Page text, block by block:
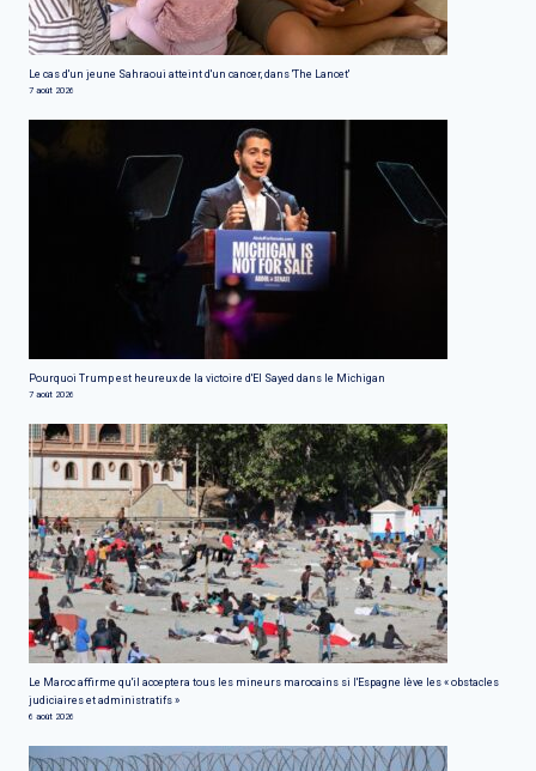
Le cas d'un jeune Sahraoui atteint d'un cancer, dans 'The Lancet'
7 août 2026
Pourquoi Trump est heureux de la victoire d'El Sayed dans le Michigan
7 août 2026
Le Maroc affirme qu'il acceptera tous les mineurs marocains si l'Espagne lève les « obstacles
judiciaires et administratifs »
6 août 2026